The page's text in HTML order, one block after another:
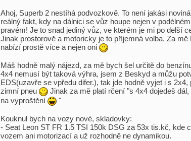
Ahoj, Superb 2 nestíhá podvozkově. To není jakási
reálný fakt, kdy na dálnici se vůz houpe nejen v
pravém! Je to snad jediný vůz, ve kterém je mi po delší
Jinak prostorově a motoricky je to příjemná volba. Za mě
nabízí prostě více a nejen oni
Máš hodně malý nájezd, za mě bych šel určitě do
4x4 nemusí být taková výhra, jsem z Beskyd a můžu
EDS(uzavře se vpředu difer.), tak jde hodně vyjet i s 2x4,
zimní pneu
Jinak za mě platí rčení "s 4x4 dojedeš
na vyproštění
"
Kouknul bych na vozy nové, skladovky:
- Seat Leon ST FR 1.5 TSI 150k DSG za 53x tis.kč, kde
vozem ani motorizací a už rozhodně ne dynamikou.